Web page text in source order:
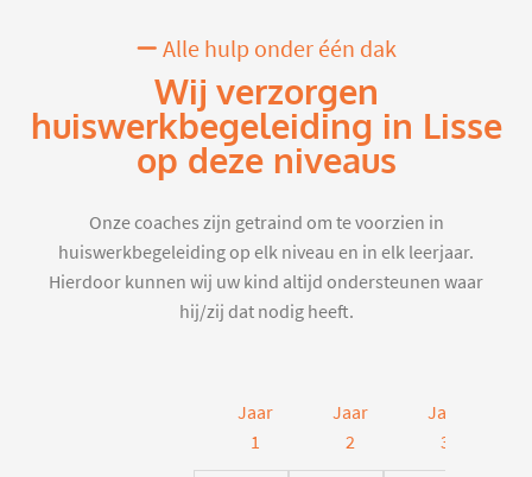
Alle hulp onder één dak
Wij verzorgen
huiswerkbegeleiding in Lisse
op deze niveaus
Onze coaches zijn getraind om te voorzien in
huiswerkbegeleiding op elk niveau en in elk leerjaar.
Hierdoor kunnen wij uw kind altijd ondersteunen waar
hij/zij dat nodig heeft.
Jaar
1
Jaar
2
Jaar
3